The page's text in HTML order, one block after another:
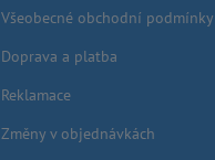
Všeobecné obchodní podmínky
Doprava a platba
Reklamace
Změny v objednávkách